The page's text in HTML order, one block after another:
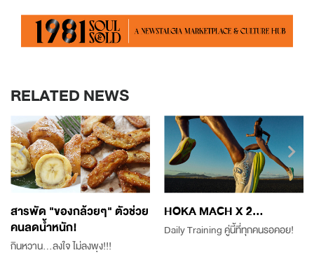
RELATED NEWS
สารพัด "ของกล้วยๆ" ตัวช่วย
คนลดน้ำหนัก!
กินหวาน...ลงใจ ไม่ลงพุง!!!
HOKA MACH X 2...
Daily Training คู่นี้ที่ทุกคนรอคอย!